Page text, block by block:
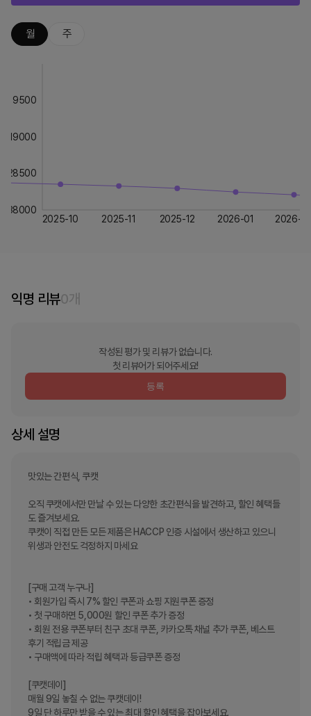
월 주
2025-10 2025-11 2025-12 2026-01 2026-
9500
19000
28500
38000
익명 리뷰0개
작성된 평가 및 리뷰가 없습니다.
첫 리뷰어가 되어주세요!
등록
상세 설명
맛있는 간편식, 쿠캣
오직 쿠캣에서만 만날 수 있는 다양한 초간편식을 발견하고, 할인 혜택들
도 즐겨보세요.
쿠캣이 직접 만든 모든 제품은 HACCP 인증 시설에서 생산하고 있으니
위생과 안전도 걱정하지 마세요
[구매 고객 누구나]
• 회원가입 즉시 7% 할인 쿠폰과 쇼핑 지원쿠폰 증정
• 첫 구매하면 5,000원 할인 쿠폰 추가 증정
• 회원 전용 쿠폰부터 친구 초대 쿠폰, 카카오톡 채널 추가 쿠폰, 베스트
후기 적립금 제공
• 구매액에 따라 적립 혜택과 등급쿠폰 증정
[쿠캣데이]
매월 9일 놓칠 수 없는 쿠캣데이!
9일 단 하루만 받을 수 있는 최대 할인 혜택을 잡아보세요.